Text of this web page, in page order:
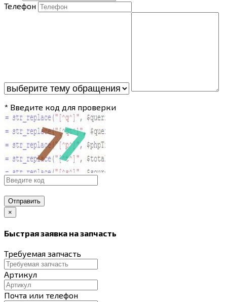
Телефон
* Введите код для проверки
Отправить
×
Быстрая заявка на запчасть
Требуемая запчасть
Артикул
Почта или телефон